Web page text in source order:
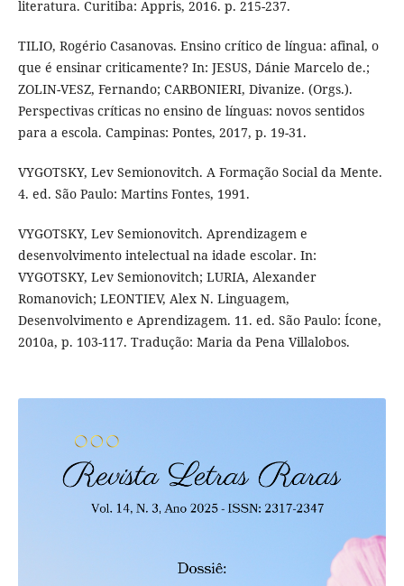
literatura. Curitiba: Appris, 2016. p. 215-237.
TILIO, Rogério Casanovas. Ensino crítico de língua: afinal, o
que é ensinar criticamente? In: JESUS, Dánie Marcelo de.;
ZOLIN-VESZ, Fernando; CARBONIERI, Divanize. (Orgs.).
Perspectivas críticas no ensino de línguas: novos sentidos
para a escola. Campinas: Pontes, 2017, p. 19-31.
VYGOTSKY, Lev Semionovitch. A Formação Social da Mente.
4. ed. São Paulo: Martins Fontes, 1991.
VYGOTSKY, Lev Semionovitch. Aprendizagem e
desenvolvimento intelectual na idade escolar. In:
VYGOTSKY, Lev Semionovitch; LURIA, Alexander
Romanovich; LEONTIEV, Alex N. Linguagem,
Desenvolvimento e Aprendizagem. 11. ed. São Paulo: Ícone,
2010a, p. 103-117. Tradução: Maria da Pena Villalobos.